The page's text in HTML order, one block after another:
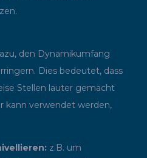
den Dynamikumfang
Dies bedeutet, dass
Stellen lauter gemacht
kann verwendet werden,
z.B. um